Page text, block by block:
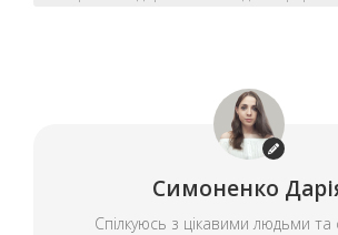
Симоненко
Спілкуюсь з цікавими людьми